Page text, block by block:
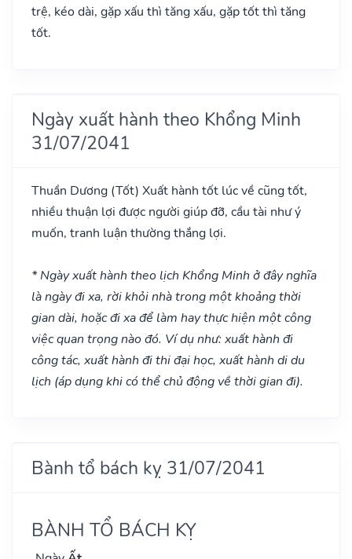
trệ, kéo dài, gặp xấu thì tăng xấu, gặp tốt thì tăng
tốt.
Ngày xuất hành theo Khổng Minh
31/07/2041
Thuần Dương (Tốt) Xuất hành tốt lúc về cũng tốt,
nhiều thuận lợi được người giúp đỡ, cầu tài như ý
muốn, tranh luận thường thắng lợi.
* Ngày xuất hành theo lịch Khổng Minh ở đây nghĩa
là ngày đi xa, rời khỏi nhà trong một khoảng thời
gian dài, hoặc đi xa để làm hay thực hiện một công
việc quan trọng nào đó. Ví dụ như: xuất hành đi
công tác, xuất hành đi thi đại học, xuất hành di du
lịch (áp dụng khi có thể chủ động về thời gian đi).
Bành tổ bách kỵ 31/07/2041
BÀNH TỔ BÁCH KỴ